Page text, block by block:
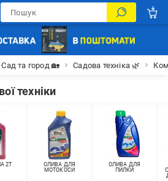
Сад та город 🏡 Садова техніка 🌿
техніки
2Т
ОЛИВА ДЛЯ
МОТОКОСИ
ОЛИВА ДЛЯ
ПИЛКИ